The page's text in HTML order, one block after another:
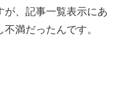
が、記事一覧表示にあ
満だったんです。